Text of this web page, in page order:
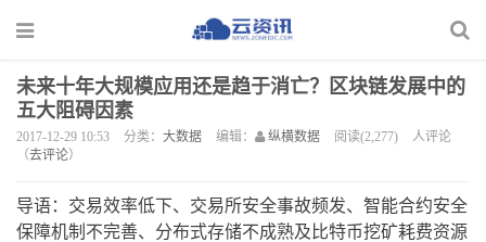
未来十年大规模应用还是趋于消亡？区块链发展中的
五大阻碍因素
2017-12-29 10:53 分类： 大数据 编辑： 纵横数据 阅读(2,277)
人评论
（去评论）
导语：交易效率低下、交易所安全事故频发、智能合约安全
保障机制不完善、分布式存储不成熟及比特币挖矿耗费资源